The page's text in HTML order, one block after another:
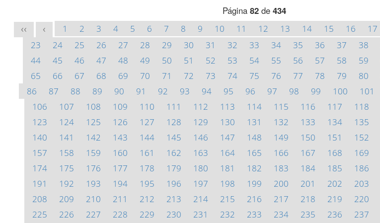
Página 82 de 434
<< < 1 2 3 4 5 6 7 8 9 10 11 12 13 14 15 16 17
23
24 25 26 27 28 29 30 31 32 33 34 35 36 37 38
44
45 46 47 48 49 50 51 52 53 54 55 56 57 58 59
65
66 67 68 69 70 71 72 73 74 75 76 77 78 79 80
86
87 88 89 90 91 92 93 94 95 96 97 98 99 100 101
106
107 108 109 110 111 112 113 114 115 116 117 118
123
124 125 126 127 128 129 130 131 132 133 134 135
140
141 142 143 144 145 146 147 148 149 150 151 152
157
158 159 160 161 162 163 164 165 166 167 168 169
174
175 176 177 178 179 180 181 182 183 184 185 186
191
192 193 194 195 196 197 198 199 200 201 202 203
208
209 210 211 212 213 214 215 216 217 218 219 220
225
226 227 228 229 230 231 232 233 234 235 236 237